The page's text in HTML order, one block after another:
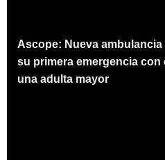
Ascope: Nueva
su primera emergencia con
una adulta mayor